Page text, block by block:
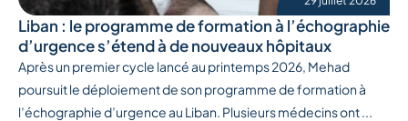
Liban : le programme de formation à l’échographie
d’urgence s’étend à de nouveaux hôpitaux
Après un premier cycle lancé au printemps 2026, Mehad
poursuit le déploiement de son programme de formation à
l’échographie d’urgence au Liban. Plusieurs médecins ont ...